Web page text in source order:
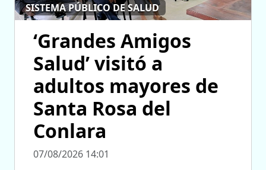
SISTEMA PÚBLICO DE SALUD
‘Grandes Amigos
Salud’ visitó a
adultos mayores de
Santa Rosa del
Conlara
07/08/2026 14:01